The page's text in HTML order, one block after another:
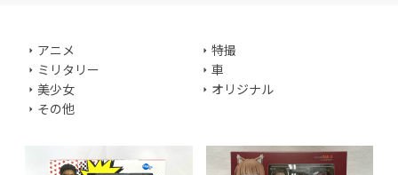
アニメ
特撮
ミリタリー
車
美少女
オリジナル
その他